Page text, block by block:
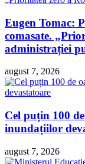
Eugen Tomac:
comasate.
administrației
august 7, 2026
Cel puțin 100
inundațiilor
august 7, 2026